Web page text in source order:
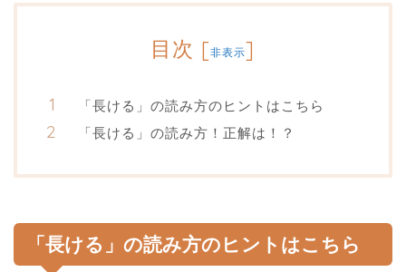
目次 [非表示]
「長ける」の読み方のヒントはこちら
「長ける」の読み方！正解は！？
「長ける」の読み方のヒントはこちら